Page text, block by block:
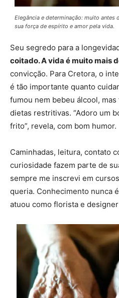
Elegância e determinação: muito antes
sua força de espírito e amor pela vida.
Seu segredo para a
coitado. A vida é muito mais
convicção. Para Cretora, o
é tão importante quanto
fumou nem bebeu álcool,
dietas restritivas. “Adoro um
frito”, revela, com bom humor.
Caminhadas, leitura, contato
curiosidade fazem parte de
sempre me inscrevi em
queria. Conhecimento nunca
atuou como florista e